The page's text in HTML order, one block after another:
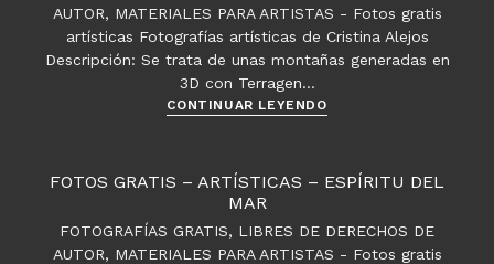
AUTOR, MATERIALES PARA ARTISTAS - Fotos gratis
artísticas Fotografías artísticas de Cristina Alejos
Descripción: Se trata de unas montañas generadas en
3D con Terragen…
CONTINUAR LEYENDOFotos
Artísticas
FOTOS GRATIS – ARTÍSTICAS – ESPÍRITU DEL
MAR
FOTOGRAFÍAS GRATIS, LIBRES DE DERECHOS DE
AUTOR, MATERIALES PARA ARTISTAS - Fotos gratis